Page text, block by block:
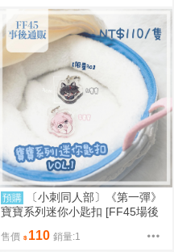
預購
〔小刺同人部〕《第一彈》
寶寶系列迷你小匙扣 [FF45場後
售價 110 銷量:1